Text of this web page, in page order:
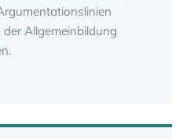
Allgemeinbildung